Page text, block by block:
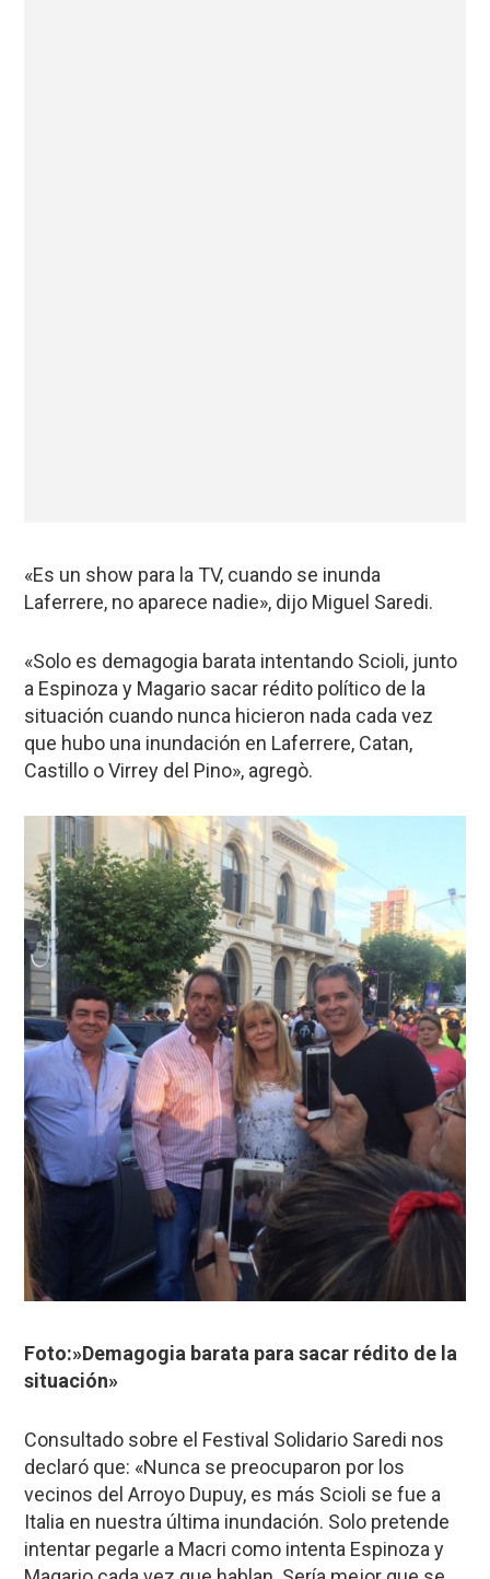
«Es un show para la TV, cuando se inunda
Laferrere, no aparece nadie», dijo Miguel Saredi.
«Solo es demagogia barata intentando Scioli, junto
a Espinoza y Magario sacar rédito político de la
situación cuando nunca hicieron nada cada vez
que hubo una inundación en Laferrere, Catan,
Castillo o Virrey del Pino», agregò.
Foto:»Demagogia barata para sacar rédito de la
situación»
Consultado sobre el Festival Solidario Saredi nos
declaró que: «Nunca se preocuparon por los
vecinos del Arroyo Dupuy, es más Scioli se fue a
Italia en nuestra última inundación. Solo pretende
intentar pegarle a Macri como intenta Espinoza y